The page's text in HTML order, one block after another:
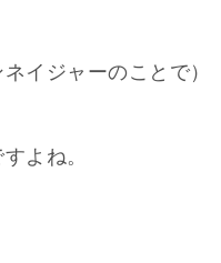
イジャーのことで）
よね。